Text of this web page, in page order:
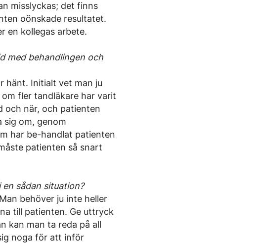
misslyckas; det finns
oönskade resultatet.
en kollegas arbete.
med behandlingen och
hänt. Initialt vet man ju
fler tandläkare har varit
och när, och patienten
sig om, genom
har be-handlat patienten
patienten så snart
sådan situation?
behöver ju inte heller
till patienten. Ge uttryck
kan man ta reda på all
noga för att inför